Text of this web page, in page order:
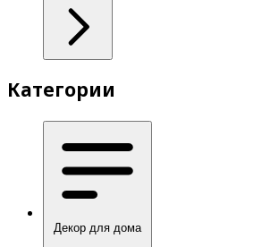
Категории
Декор для дома